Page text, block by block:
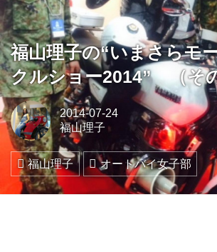
福山理子の“いまさらモ
クルショー2014” （そ
2014-07-24
福山理子
福山理子 オートバイ女子部